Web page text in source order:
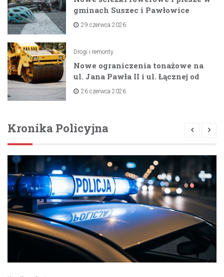
gminach Suszec i Pawłowice
dzięki unijnemu wsparciu
29 czerwca 2026
Drogi i remonty
Nowe ograniczenia tonażowe na
ul. Jana Pawła II i ul. Łącznej od
lipca 2026 roku
26 czerwca 2026
Kronika Policyjna